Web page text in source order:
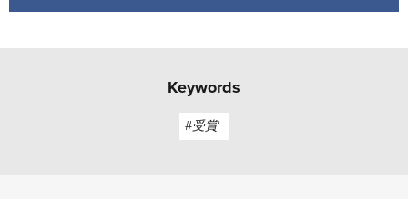
Keywords
#受賞